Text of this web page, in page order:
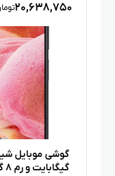
۲۰,۶۳۸,۷۵۰
گیگابایت و رم ۸ گیگابایت - گلوبال (۲ سیم)